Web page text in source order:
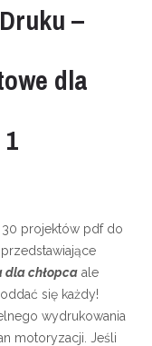
–
dla
30 projektów pdf do
dla chłopca ale
się każdy!
wydrukowania
motoryzacji. Jeśli